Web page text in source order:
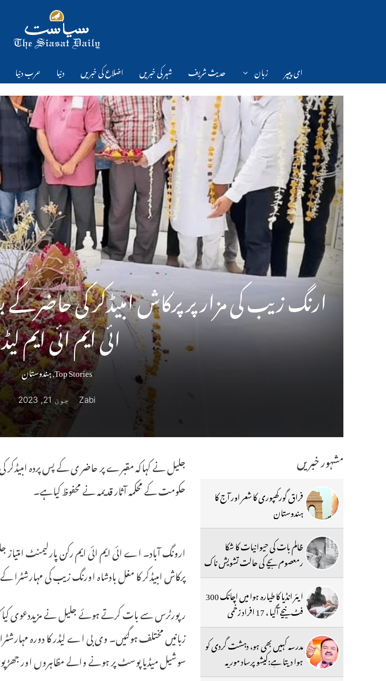
ای پیپر زبان حدیث شریف شہر کی خبریں اضلاع کی خبریں دنیا عرب دنیا
ارنگ زیب کی مزار پر پرکاش امبیڈکر کی
ائی ایم ائی ایم
Top Stories
,ہندوستان
Zabi جون 21, 2023
جلیل نے کہاکہ مقبرے پر حاضر ی کے پس پردہ امبیڈکر کی
حکومت کے محکمہ آثار قدیمہ نے محفوظ کیاہے۔
ارونگ آباد۔ اے ائی ایم ائی ایم رکن پارلیمنٹ
پرکاش امبیڈکر کا مغل بادشاہ اورنگ زیب کی
رپورٹرس سے بات کرتے ہوئے جلیل نے مزیددعوی
زبانیں مختلف ہوگئیں۔ وی بی اے لیڈر کا دورہ
سوشیل میڈیا پوسٹ پر ہونے والے مظاہروں اور
مشہور خبریں
فراق گورکھپوری کا شعر اور آج کا
ہندوستان
ظالم بات کی حیوانیات کا شکا
رمعصوم بچے کی حالت تشویش ناک
ایئر انڈیا کا طیارہ ہوا میں اچانک 300
فٹ نیچے آگیا ، 17 افراد زخمی
مدرسہ کہیں بھی ہو، دہشت گردی کو
ہوا دیتا ہے:کیشو پرساد موریہ